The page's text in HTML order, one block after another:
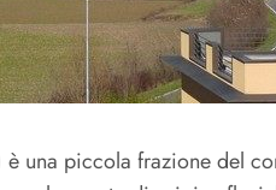
una piccola frazione del